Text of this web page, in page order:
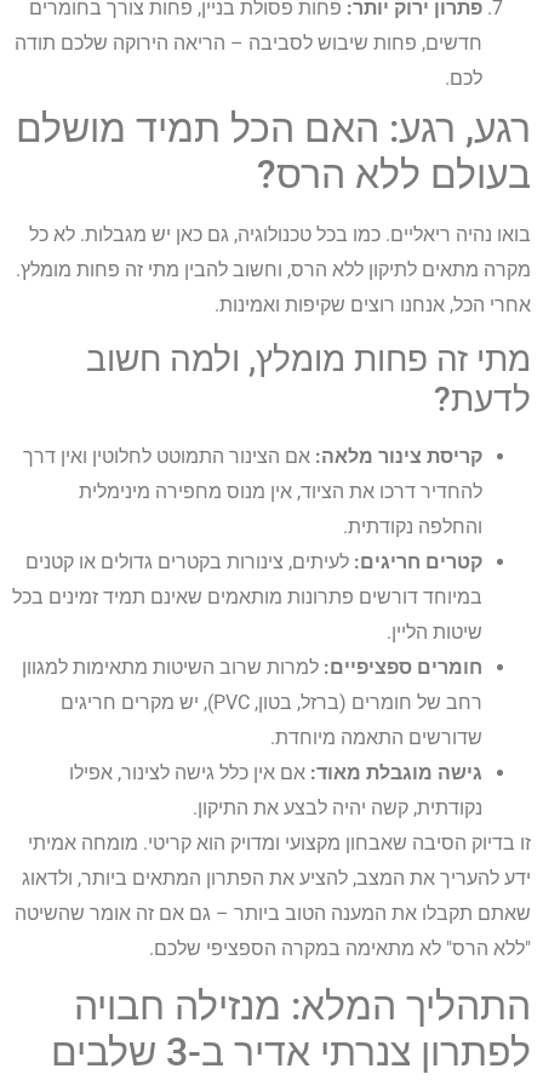
פתרון ירוק יותר: פחות פסולת בניין, פחות צורך בחומרים
חדשים, פחות שיבוש לסביבה – הריאה הירוקה שלכם תודה
לכם.
רגע, רגע: האם הכל תמיד מושלם
בעולם ללא הרס?
בואו נהיה ריאליים. כמו בכל טכנולוגיה, גם כאן יש מגבלות. לא כל
מקרה מתאים לתיקון ללא הרס, וחשוב להבין מתי זה פחות מומלץ.
אחרי הכל, אנחנו רוצים שקיפות ואמינות.
מתי זה פחות מומלץ, ולמה חשוב
לדעת?
קריסת צינור מלאה: אם הצינור התמוטט לחלוטין ואין דרך
להחדיר דרכו את הציוד, אין מנוס מחפירה מינימלית
והחלפה נקודתית.
קטרים חריגים: לעיתים, צינורות בקטרים גדולים או קטנים
במיוחד דורשים פתרונות מותאמים שאינם תמיד זמינים בכל
שיטות הליין.
חומרים ספציפיים: למרות שרוב השיטות מתאימות למגוון
רחב של חומרים (ברזל, בטון, PVC), יש מקרים חריגים
שדורשים התאמה מיוחדת.
גישה מוגבלת מאוד: אם אין כלל גישה לצינור, אפילו
נקודתית, קשה יהיה לבצע את התיקון.
זו בדיוק הסיבה שאבחון מקצועי ומדויק הוא קריטי. מומחה אמיתי
ידע להעריך את המצב, להציע את הפתרון המתאים ביותר, ולדאוג
שאתם תקבלו את המענה הטוב ביותר – גם אם זה אומר שהשיטה
"ללא הרס" לא מתאימה במקרה הספציפי שלכם.
התהליך המלא: מנזילה חבויה
לפתרון צנרתי אדיר ב-3 שלבים